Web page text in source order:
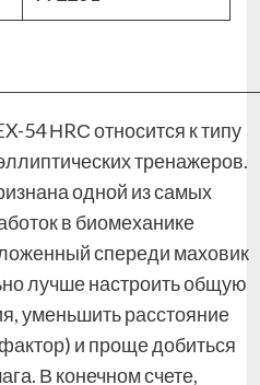
54 НRС относится к типу
тренажеров.
одной из самых
в биомеханике
спереди маховик
лучше настроить общую
уменьшить расстояние
и проще добиться
В конечном счете,